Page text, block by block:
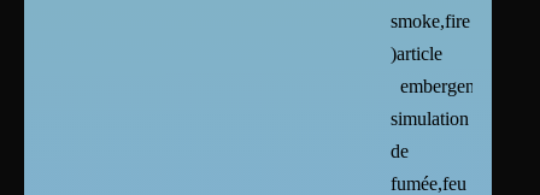
smoke,fire
)article
embergen :
simulation
de
fumée,feu